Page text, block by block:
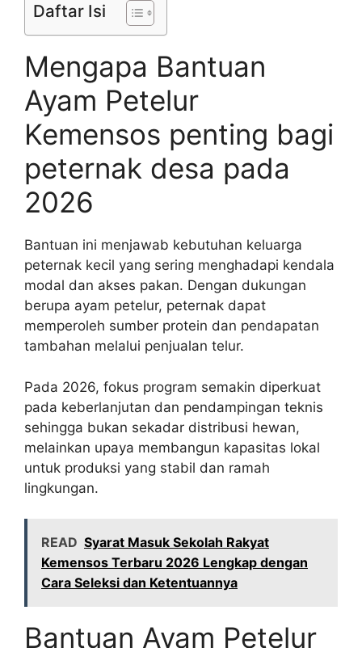
Daftar Isi
Mengapa Bantuan
Ayam Petelur
Kemensos penting bagi
peternak desa pada
2026
Bantuan ini menjawab kebutuhan keluarga
peternak kecil yang sering menghadapi kendala
modal dan akses pakan. Dengan dukungan
berupa ayam petelur, peternak dapat
memperoleh sumber protein dan pendapatan
tambahan melalui penjualan telur.
Pada 2026, fokus program semakin diperkuat
pada keberlanjutan dan pendampingan teknis
sehingga bukan sekadar distribusi hewan,
melainkan upaya membangun kapasitas lokal
untuk produksi yang stabil dan ramah
lingkungan.
READ Syarat Masuk Sekolah Rakyat
Kemensos Terbaru 2026 Lengkap dengan
Cara Seleksi dan Ketentuannya
Bantuan Ayam Petelur